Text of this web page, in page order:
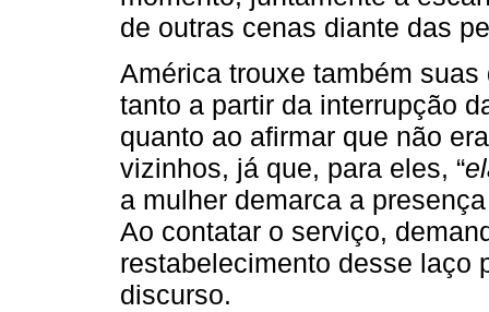
de outras cenas diante das
América trouxe também
tanto a partir da interrupção
quanto ao afirmar que não
vizinhos, já que, para eles, “
a mulher demarca a
Ao contatar o serviço,
restabelecimento desse laço
discurso.